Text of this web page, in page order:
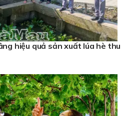
hiệu quả sản xuất lúa hè thu